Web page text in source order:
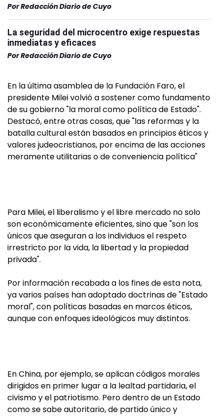
PorRedacción Diario de Cuyo
La seguridad del microcentro exige respuestas
inmediatas y eficaces
PorRedacción Diario de Cuyo
En la última asamblea de la Fundación Faro, el
presidente Milei volvió a sostener como fundamento
de su gobierno "la moral como política de Estado".
Destacó, entre otras cosas, que "las reformas y la
batalla cultural están basados en principios éticos y
valores judeocristianos, por encima de las acciones
meramente utilitarias o de conveniencia política"
Para Milei, el liberalismo y el libre mercado no solo
son económicamente eficientes, sino que "son los
únicos que aseguran a los individuos el respeto
irrestricto por la vida, la libertad y la propiedad
privada".
Por información recabada a los fines de esta nota,
ya varios países han adoptado doctrinas de "Estado
moral", con políticas basadas en marcos éticos,
aunque con enfoques ideológicos muy distintos.
En China, por ejemplo, se aplican códigos morales
dirigidos en primer lugar a la lealtad partidaria, el
civismo y el patriotismo. Pero dentro de un Estado
como se sabe autoritario, de partido único y